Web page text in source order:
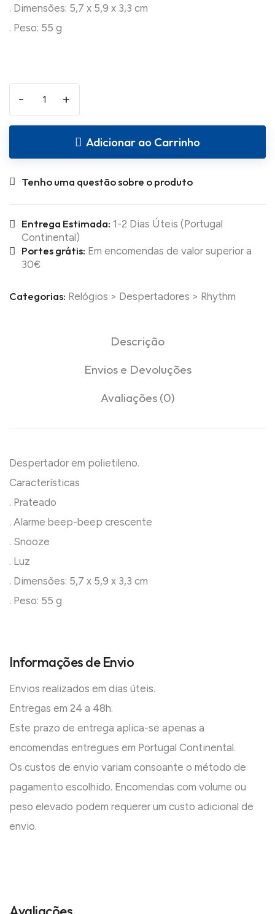
. Dimensões: 5,7 x 5,9 x 3,3 cm
. Peso: 55 g
- +
Adicionar ao Carrinho
Tenho uma questão sobre o produto
Entrega Estimada: 1-2 Dias Úteis (Portugal
Continental)
Portes grátis: Em encomendas de valor superior a
30€
Categorias: Relógios > Despertadores > Rhythm
Descrição
Envios e Devoluções
Avaliações (0)
Despertador em polietileno.
Características
. Prateado
. Alarme beep-beep crescente
. Snooze
. Luz
. Dimensões: 5,7 x 5,9 x 3,3 cm
. Peso: 55 g
Informações de Envio
Envios realizados em dias úteis.
Entregas em 24 a 48h.
Este prazo de entrega aplica-se apenas a
encomendas entregues em Portugal Continental.
Os custos de envio variam consoante o método de
pagamento escolhido. Encomendas com volume ou
peso elevado podem requerer um custo adicional de
envio.